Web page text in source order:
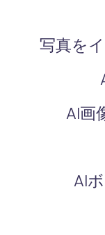
写真を
AI画
AI